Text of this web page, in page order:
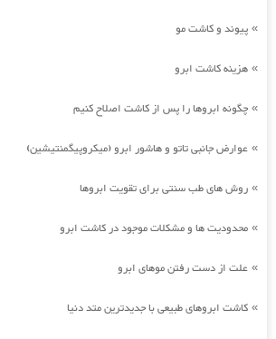
» پیوند و کاشت مو
» هزینه کاشت ابرو
» چگونه ابروها را پس از کاشت اصلاح کنیم
» عوارض جانبی تاتو و هاشور ابرو (میکروپیگمنتیشین)
» روش های طب سنتی برای تقویت ابروها
» محدودیت ها و مشکلات موجود در کاشت ابرو
» علت از دست رفتن موهای ابرو
» کاشت ابروهای طبیعی با جدیدترین متد دنیا